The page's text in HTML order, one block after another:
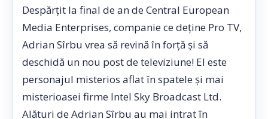
Despărțit la final de an de Central European
Media Enterprises, companie ce deține Pro TV,
Adrian Sîrbu vrea să revină în forţă şi să
deschidă un nou post de televiziune! El este
personajul misterios aflat în spatele şi mai
misterioasei firme Intel Sky Broadcast Ltd.
Alături de Adrian Sîrbu au mai intrat în